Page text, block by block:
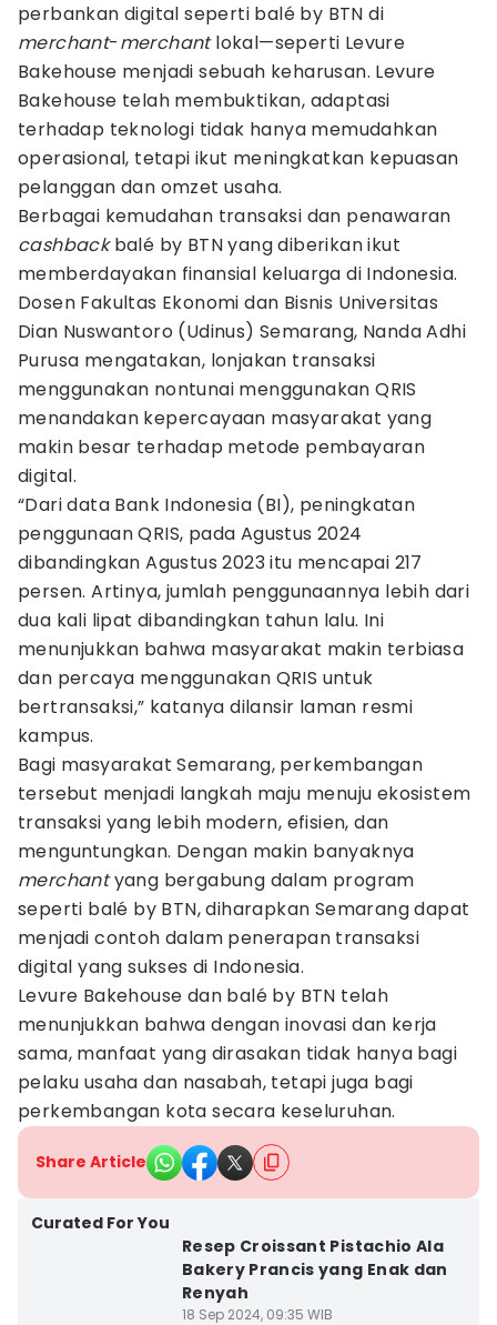
perbankan digital seperti balé by BTN di
merchant-merchantlokal—seperti Levure
Bakehouse menjadi sebuah keharusan. Levure
Bakehouse telah membuktikan, adaptasi
terhadap teknologi tidak hanya memudahkan
operasional, tetapi ikut meningkatkan kepuasan
pelanggan dan omzet usaha.
Berbagai kemudahan transaksi dan penawaran
cashbackbalé by BTN yang diberikan ikut
memberdayakan finansial keluarga di Indonesia.
Dosen Fakultas Ekonomi dan Bisnis Universitas
Dian Nuswantoro (Udinus) Semarang, Nanda Adhi
Purusa mengatakan, lonjakan transaksi
menggunakan nontunai menggunakan QRIS
menandakan kepercayaan masyarakat yang
makin besar terhadap metode pembayaran
digital.
“Dari data Bank Indonesia (BI), peningkatan
penggunaan QRIS, pada Agustus 2024
dibandingkan Agustus 2023 itu mencapai 217
persen. Artinya, jumlah penggunaannya lebih dari
dua kali lipat dibandingkan tahun lalu. Ini
menunjukkan bahwa masyarakat makin terbiasa
dan percaya menggunakan QRIS untuk
bertransaksi,” katanya dilansir laman resmi
kampus.
Bagi masyarakat Semarang, perkembangan
tersebut menjadi langkah maju menuju ekosistem
transaksi yang lebih modern, efisien, dan
menguntungkan. Dengan makin banyaknya
merchantyang bergabung dalam program
seperti balé by BTN, diharapkan Semarang dapat
menjadi contoh dalam penerapan transaksi
digital yang sukses di Indonesia.
Levure Bakehouse dan balé by BTN telah
menunjukkan bahwa dengan inovasi dan kerja
sama, manfaat yang dirasakan tidak hanya bagi
pelaku usaha dan nasabah, tetapi juga bagi
perkembangan kota secara keseluruhan.
Share Article
Curated For You
Resep Croissant Pistachio Ala
Bakery Prancis yang Enak dan
Renyah
18 Sep 2024, 09:35 WIB